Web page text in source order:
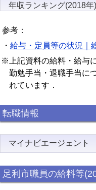
年収ランキング(2018年)
参考：
・ 給与・定員等の状況｜
※上記資料の給料・給与
勤勉手当・退職手当に
れています．
転職情報
マイナビエージェント
足利市職員の給料等